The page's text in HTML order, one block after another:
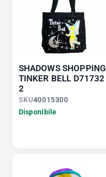
SHADOWS SHOPPING
TINKER BELL D71732
2
SKU40015300
Disponibile